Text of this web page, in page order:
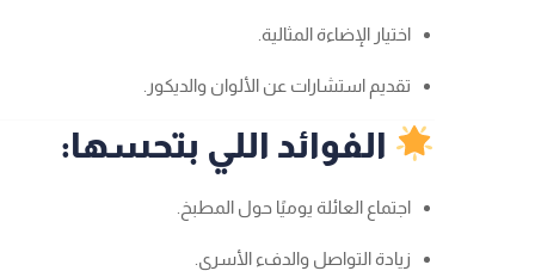
اختيار الإضاءة المثالية.
تقديم استشارات عن الألوان والديكور.
الفوائد اللي بتحسها:
اجتماع العائلة يوميًا حول المطبخ.
زيادة التواصل والدفء الأسري.